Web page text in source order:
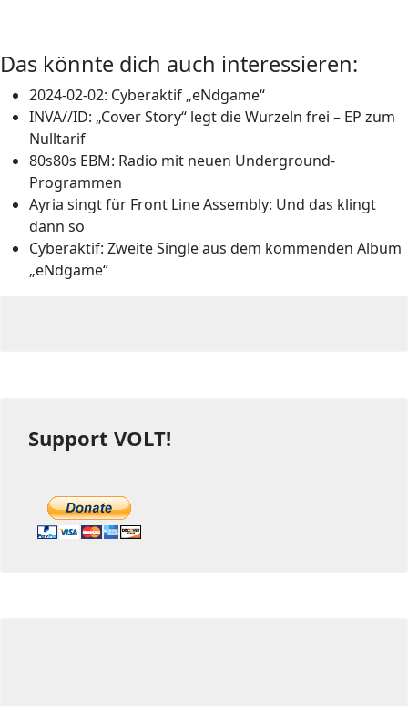
Das könnte dich auch interessieren:
2024-02-02: Cyberaktif „eNdgame“
INVA//ID: „Cover Story“ legt die Wurzeln frei – EP zum
Nulltarif
80s80s EBM: Radio mit neuen Underground-
Programmen
Ayria singt für Front Line Assembly: Und das klingt
dann so
Cyberaktif: Zweite Single aus dem kommenden Album
„eNdgame“
Support VOLT!